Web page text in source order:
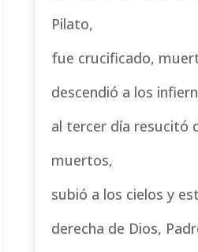
Pilato,
fue crucificado,
descendió a los
al tercer día resucitó
muertos,
subió a los cielos y
derecha de Dios,